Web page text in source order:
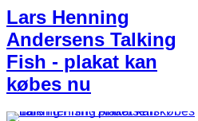
Lars Henning
Andersens Talking
Fish - plakat kan
købes nu